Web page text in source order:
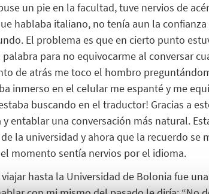
un pie en la facultad, tuve nervios de
hablaba italiano, no tenía aun la
El problema es que en cierto punto
para no equivocarme al conversar
de atrás me toco el hombro
inmerso en el celular me espanté y me
buscando en el traductor! Gracias a
y entablaruna conversación más natural.
la universidad y ahora que la recuerdo se
momento sentía nervios por el idioma.
rhasta la Universidad de Bolonia fue